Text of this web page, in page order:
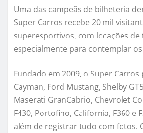
Uma das campeãs de bilheteria
Super Carros recebe 20 mil
superesportivos, com locações
especialmente para contemplar
Fundado em 2009, o Super
Cayman, Ford Mustang, Shelby
Maserati GranCabrio, Chevrolet
F430, Portofino, California, F360
além de registrar tudo com fotos.